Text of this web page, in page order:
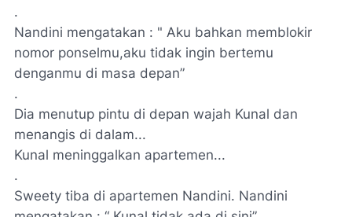
.
Nandini mengatakan : " Aku bahkan memblokir
nomor ponselmu,aku tidak ingin bertemu
denganmu di masa depan”
.
Dia menutup pintu di depan wajah Kunal dan
menangis di dalam...
Kunal meninggalkan apartemen...
.
Sweety tiba di apartemen Nandini. Nandini